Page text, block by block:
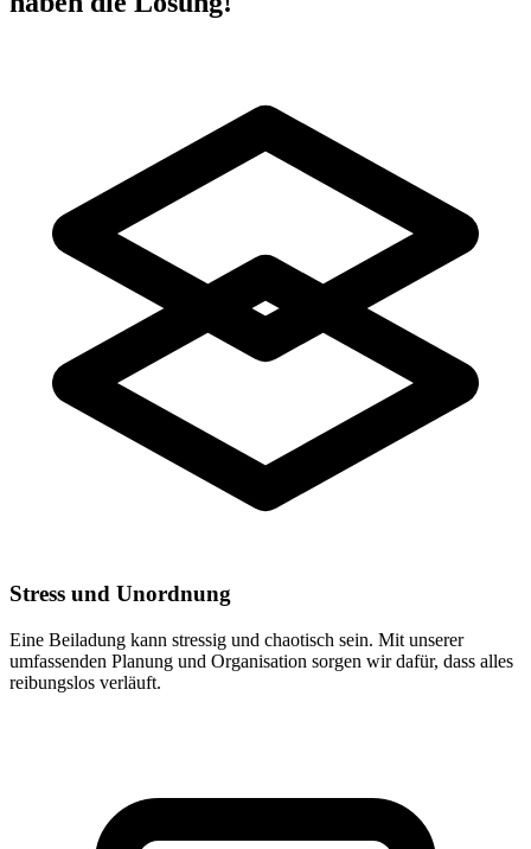
Stress und Unordnung
Eine Beiladung kann stressig und chaotisch sein. Mit unserer
umfassenden Planung und Organisation sorgen wir dafür, dass alles
reibungslos verläuft.